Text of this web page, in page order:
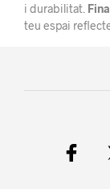
i durabilitat.
teu espai